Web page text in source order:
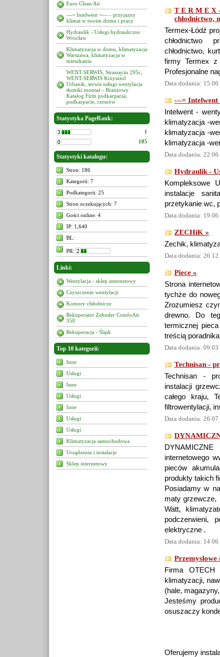
Euro Clean Air
---= Intelwent =--- - przyjazny
klimat w twoim domu i pracy
Hydraulik - Usługi hydrauliczne
Wrocław
Klimatyzacja w domu, klimatyzacja
Warszawa, klimatyzacja w
mieszkaniu
WENT-SERWIS, Straszęcin 295c,
WENT-SERWIS Krzysztof
Urbanik, serwis usługi wentylacja
tłumiki montaż - Branżowy
Katalog Firm podkarpacia,
podkarpacie, rzeszów
Statystyka PageRank:
1
185
Statystyki katalogu:
Stron: 186
Kategorii: 7
Podkategorii: 25
Stron oczekujących: 7
Gości online: 4
IP: 1,640
BL:
PR:
Linki:
Wentylacja - sklep internetowy
Czyszczenie wentylacji
Komory chłodnicze
Rekuperator Zehnder ComfoAir
350
Rekuperacja - Śląsk
Top 10 kategorii:
Inne
Usługi
Inne
Usługi
Inne
Usługi
Usługi
Klimatyzacja samochodowa
Urządzenia i instalacje
Sklep internetowy
T E R M E X
chłodnictwo,
Termex-Łódź
chłodnictwo
chłodnictwo,
firmy Termex z
Profesjonalne
Data dodania: 15
---=
Intelwent -
klimatyzacja -
klimatyzacja -
klimatyzacja -
Data dodania: 22
Hydraulik -
Kompleksowe
instalacje
przetykanie wc,
Data dodania: 19
ZECHiK »
Zechik,
Data dodania: 26
Piece »
Strona
tychże do
Zrozumiesz
drewno. Do
termicznej
treścią
Data dodania: 09
Technisan -
Technisan -
instalacji
całego kraju,
filtrowentylacji,
Data dodania: 26
internetowego
pieców
produkty takich
Posiadamy w
maty grzewcze,
Watt,
podczerwieni,
elektryczne .
Data dodania: 14
Firma OTECH
klimatyzacji,
(hale,
Jesteśmy
osuszaczy
Oferujemy